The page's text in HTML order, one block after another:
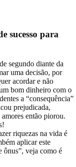
sucesso para
segundo diante da
uma decisão, por
acordar e não
bom dinheiro com o
a “consequência”
prejudicada,
então piorou.
riquezas na vida é
aplicar este
ônus”, veja como é